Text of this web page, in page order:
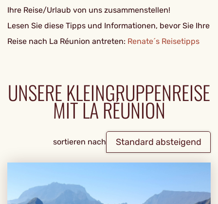
Ihre Reise/Urlaub von uns zusammenstellen!
Lesen Sie diese Tipps und Informationen, bevor Sie Ihre
Reise nach La Réunion antreten: Renate´s Reisetipps
UNSERE KLEINGRUPPENREISE
MIT LA RÉUNION
sortieren nach Standard absteigend